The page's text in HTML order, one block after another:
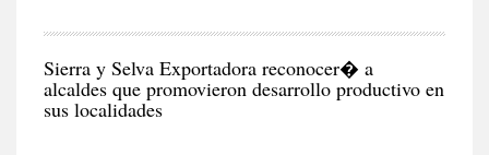
Sierra y Selva Exportadora reconocer� a
alcaldes que promovieron desarrollo productivo en
sus localidades